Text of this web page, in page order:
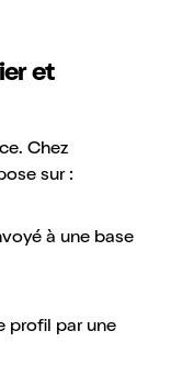
et
Chez
sur :
à une base
profil par une